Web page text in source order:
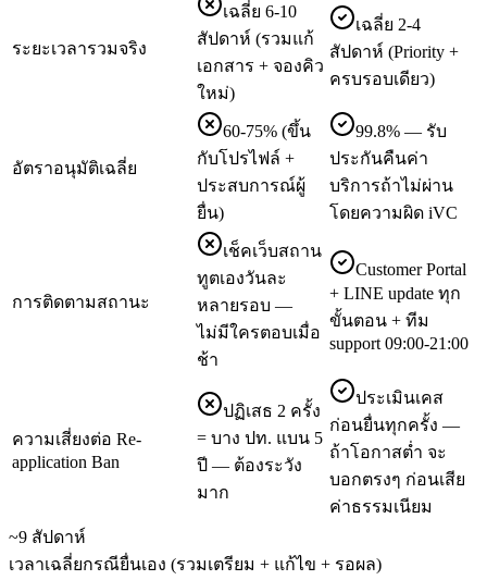
ระยะเวลารวมจริง
เฉลี่ย 6-10
สัปดาห์ (รวมแก้
เอกสาร + จองคิว
ใหม่)
เฉลี่ย 2-4
สัปดาห์ (Priority +
ครบรอบเดียว)
อัตราอนุมัติเฉลี่ย
60-75% (ขึ้น
กับโปรไฟล์ +
ประสบการณ์ผู้
ยื่น)
99.8% — รับ
ประกันคืนค่า
บริการถ้าไม่ผ่าน
โดยความผิด iVC
การติดตามสถานะ
เช็คเว็บสถาน
ทูตเองวันละ
หลายรอบ —
ไม่มีใครตอบเมื่อ
ช้า
Customer Portal
+ LINE update ทุก
ขั้นตอน + ทีม
support 09:00-21:00
ความเสี่ยงต่อ Re-
application Ban
ปฏิเสธ 2 ครั้ง
= บาง ปท. แบน 5
ปี — ต้องระวัง
มาก
ประเมินเคส
ก่อนยื่นทุกครั้ง —
ถ้าโอกาสต่ำ จะ
บอกตรงๆ ก่อนเสีย
ค่าธรรมเนียม
~9 สัปดาห์
เวลาเฉลี่ยกรณียื่นเอง (รวมเตรียม + แก้ไข + รอผล)